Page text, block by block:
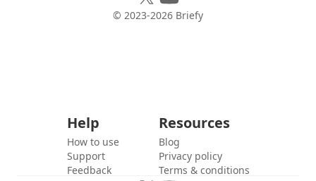
© 2023-2026 Briefy
Help
How to use
Support
Feedback
Resources
Blog
Privacy policy
Terms & conditions